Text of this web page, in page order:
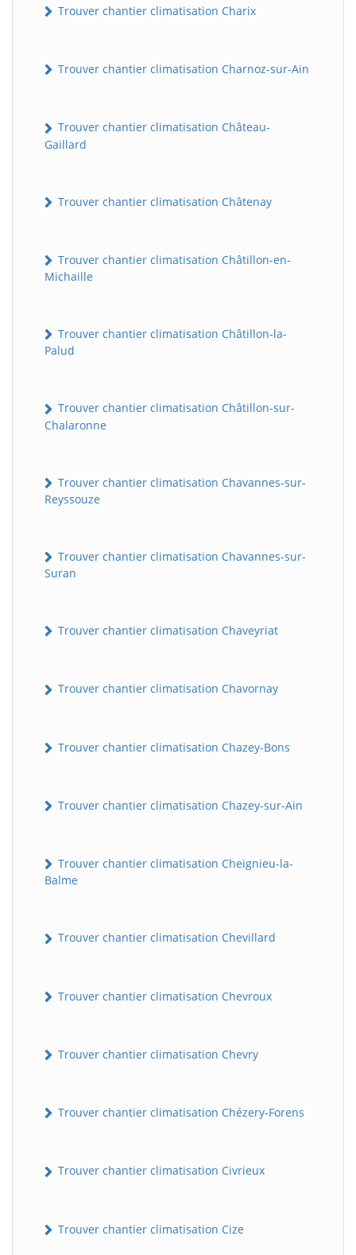
Trouver chantier climatisation Charix
Trouver chantier climatisation Charnoz-sur-Ain
Trouver chantier climatisation Château-
Gaillard
Trouver chantier climatisation Châtenay
Trouver chantier climatisation Châtillon-en-
Michaille
Trouver chantier climatisation Châtillon-la-
Palud
Trouver chantier climatisation Châtillon-sur-
Chalaronne
Trouver chantier climatisation Chavannes-sur-
Reyssouze
Trouver chantier climatisation Chavannes-sur-
Suran
Trouver chantier climatisation Chaveyriat
Trouver chantier climatisation Chavornay
Trouver chantier climatisation Chazey-Bons
Trouver chantier climatisation Chazey-sur-Ain
Trouver chantier climatisation Cheignieu-la-
Balme
Trouver chantier climatisation Chevillard
Trouver chantier climatisation Chevroux
Trouver chantier climatisation Chevry
Trouver chantier climatisation Chézery-Forens
Trouver chantier climatisation Civrieux
Trouver chantier climatisation Cize